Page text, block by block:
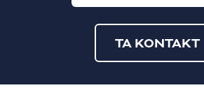
TA KONTAKT